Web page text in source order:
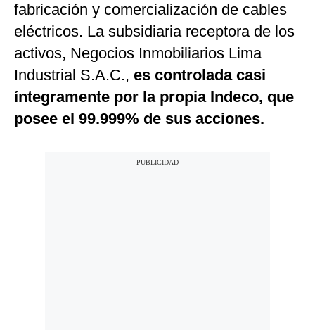
fabricación y comercialización de cables
eléctricos. La subsidiaria receptora de los
activos, Negocios Inmobiliarios Lima
Industrial S.A.C., es controlada casi
íntegramente por la propia Indeco, que
posee el 99.999% de sus acciones.